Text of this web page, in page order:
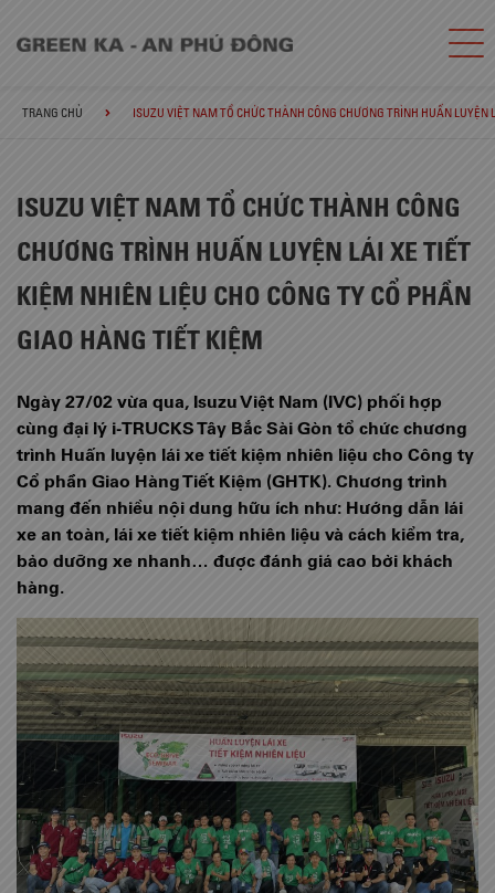
TRANG CHỦ ISUZU VIỆT NAM TỔ CHỨC THÀNH CÔNG CHƯƠNG TRÌNH HUẤN
ISUZU VIỆT NAM TỔ CHỨC THÀNH CÔNG
CHƯƠNG TRÌNH HUẤN LUYỆN LÁI XE TIẾT
KIỆM NHIÊN LIỆU CHO CÔNG TY CỔ PHẦN
GIAO HÀNG TIẾT KIỆM
Ngày 27/02 vừa qua, Isuzu Việt Nam (IVC) phối hợp
cùng đại lý i-TRUCKS Tây Bắc Sài Gòn tổ chức chương
trình Huấn luyện lái xe tiết kiệm nhiên liệu cho Công ty
Cổ phần Giao Hàng Tiết Kiệm (GHTK). Chương trình
mang đến nhiều nội dung hữu ích như: Hướng dẫn lái
xe an toàn, lái xe tiết kiệm nhiên liệu và cách kiểm tra,
bảo dưỡng xe nhanh… được đánh giá cao bởi khách
hàng.